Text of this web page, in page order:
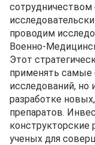
проводим
Военно-
Этот
применять
исследований, но
разработке
препаратов.
конструкторские
ученых для